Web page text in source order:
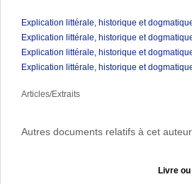
Explication littérale, historique et
Explication littérale, historique et
Explication littérale, historique et
Explication littérale, historique et
Articles/Extraits
Autres documents relatifs à cet
Livre